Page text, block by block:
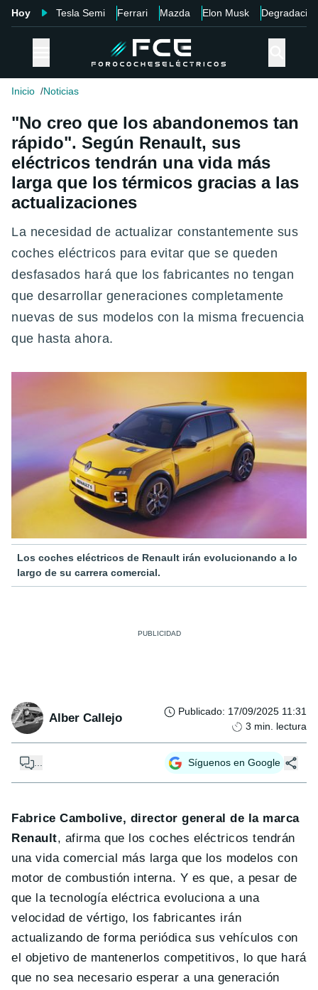
Hoy Tesla Semi Ferrari Mazda Elon Musk Degradación
Inicio Noticias
"No creo que los abandonemos tan
rápido". Según Renault, sus
eléctricos tendrán una vida más
larga que los térmicos gracias a las
actualizaciones
La necesidad de actualizar constantemente sus
coches eléctricos para evitar que se queden
desfasados hará que los fabricantes no tengan
que desarrollar generaciones completamente
nuevas de sus modelos con la misma frecuencia
que hasta ahora.
Los coches eléctricos de Renault irán evolucionando a lo
largo de su carrera comercial.
Alber Callejo Publicado: 17/09/2025 11:31
3 min. lectura
... Síguenos en Google
Fabrice Cambolive, director general de la marca
Renault, afirma que los coches eléctricos tendrán
una vida comercial más larga que los modelos con
motor de combustión interna. Y es que, a pesar de
que la tecnología eléctrica evoluciona a una
velocidad de vértigo, los fabricantes irán
actualizando de forma periódica sus vehículos con
el objetivo de mantenerlos competitivos, lo que hará
que no sea necesario esperar a una generación